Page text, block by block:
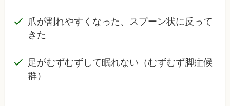
爪が割れやすくなった、スプーン状に反って
きた
足がむずむずして眠れない（むずむず脚症候
群）